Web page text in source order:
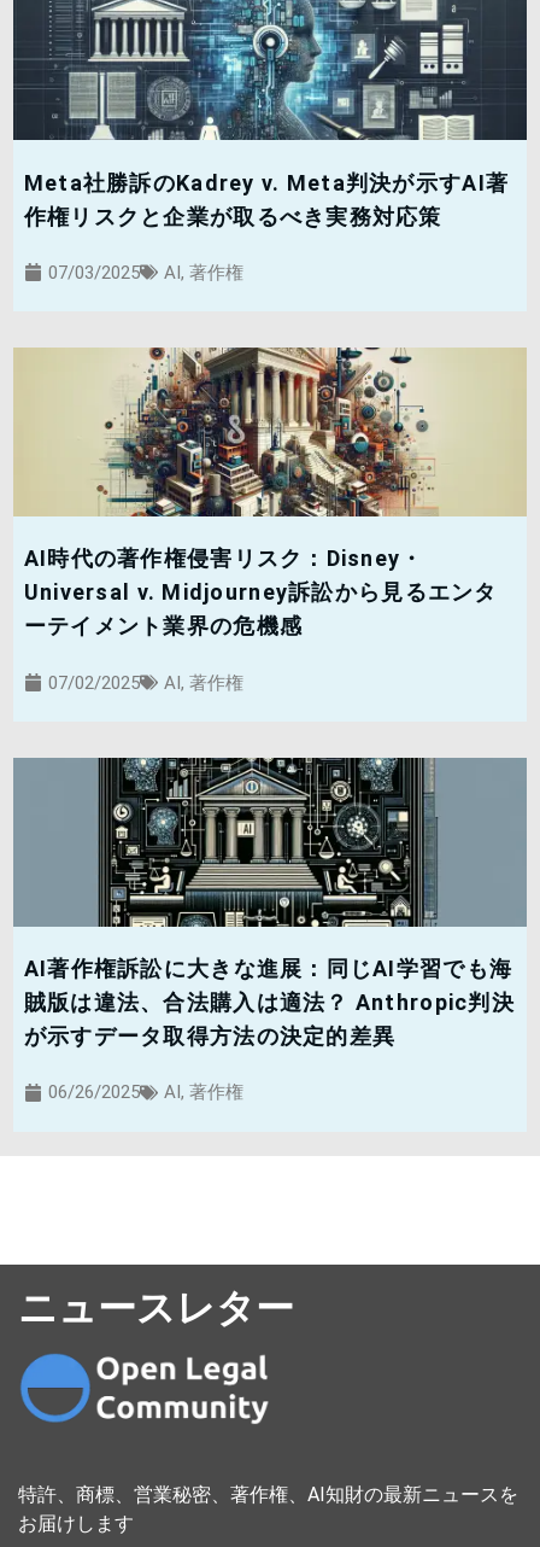
Meta社勝訴のKadrey v. Meta判決が示すAI著
作権リスクと企業が取るべき実務対応策
07/03/2025 AI, 著作権
AI時代の著作権侵害リスク：Disney・
Universal v. Midjourney訴訟から見るエンタ
ーテイメント業界の危機感
07/02/2025 AI, 著作権
AI著作権訴訟に大きな進展：同じAI学習でも海
賊版は違法、合法購入は適法？ Anthropic判決
が示すデータ取得方法の決定的差異
06/26/2025 AI , 著作権
ニュースレター
特許、商標、営業秘密、著作権、AI知財の最新ニュースを
お届けします